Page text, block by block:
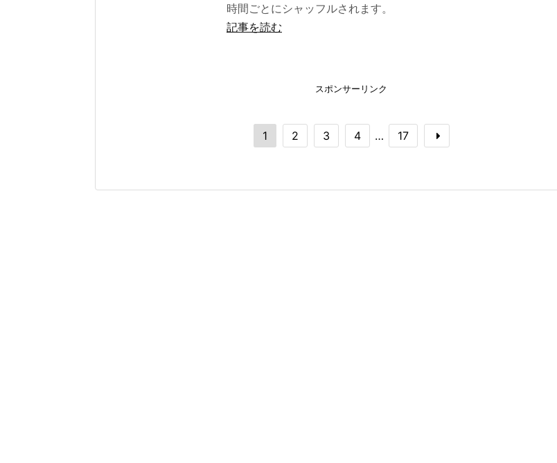
時間ごとにシャッフルされます。
記事を読む
スポンサーリンク
1 2 3 4 … 17